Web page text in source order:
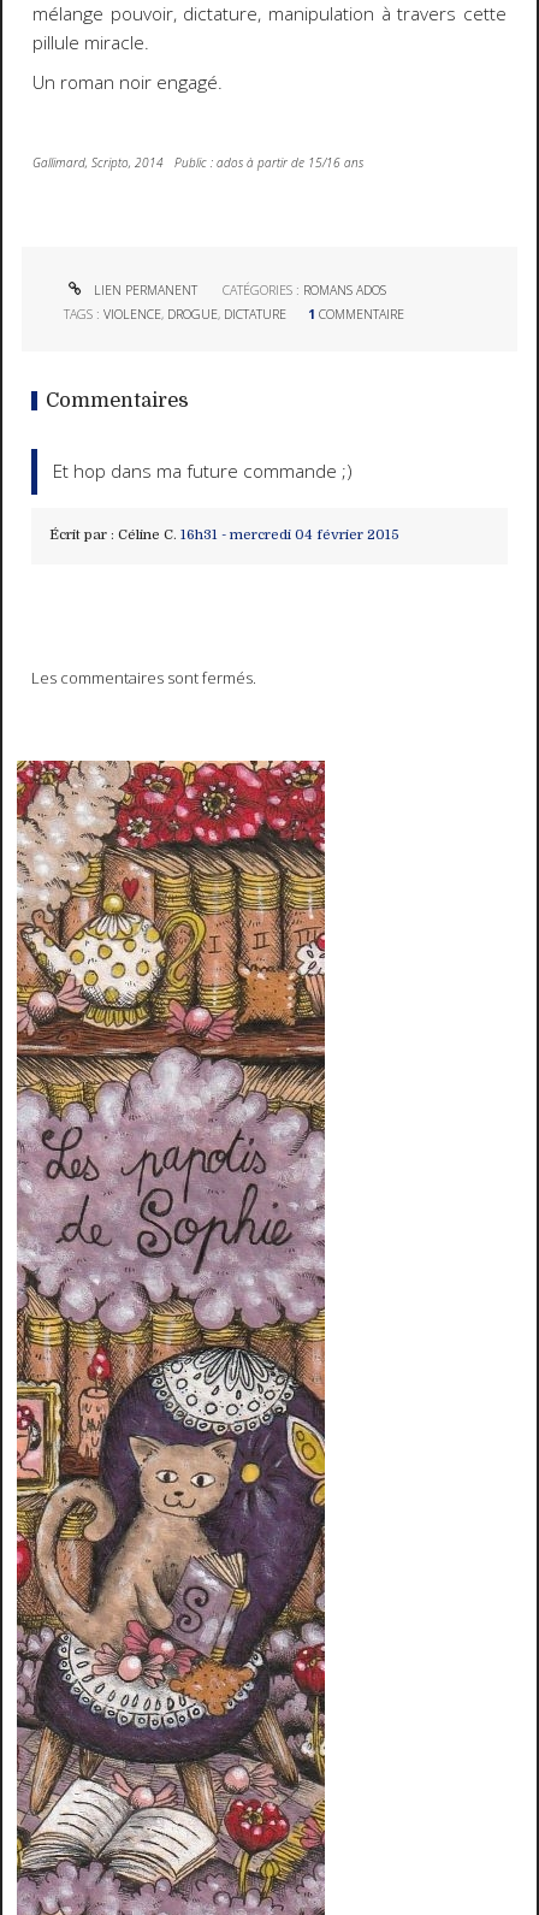
mélange pouvoir, dictature, manipulation à travers cette
pillule miracle.
Un roman noir engagé.
Gallimard, Scripto, 2014 Public : ados à partir de 15/16 ans
LIEN PERMANENT CATÉGORIES : ROMANS ADOS
TAGS :VIOLENCE, DROGUE, DICTATURE 1 COMMENTAIRE
Commentaires
Et hop dans ma future commande ;)
Écrit par : Céline C. 16h31- mercredi 04 février 2015
Les commentaires sont fermés.